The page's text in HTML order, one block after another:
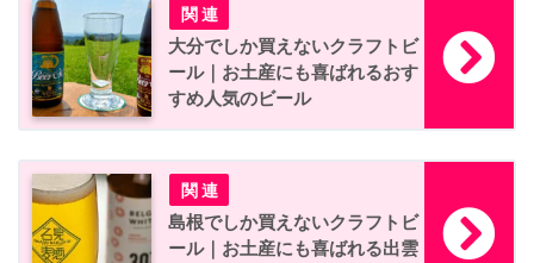
大分でしか買えないクラフトビ
ール｜お土産にも喜ばれるおす
すめ人気のビール
島根でしか買えないクラフトビ
ール｜お土産にも喜ばれる出雲